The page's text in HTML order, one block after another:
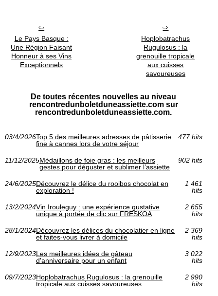
Le Pays Basque :
Une Région Faisant
Honneur à ses Vins
Exceptionnels
Hoplobatrachus
Rugulosus : la
grenouille tropicale
aux cuisses
savoureuses
De toutes récentes nouvelles au niveau
rencontredunboletduneassiette.com sur
rencontredunboletduneassiette.com.
03/4/2026Top 5 des meilleures adresses de pâtisserie
fine à cannes lors de votre séjour
477 hits
11/12/2025Médaillons de foie gras : les meilleurs
gestes pour déguster et sublimer l’assiette
902 hits
24/6/2025Découvrez le délice du rooibos chocolat en
exploration !
1 461
hits
13/2/2024Vin Irouleguy : une expérience gustative
unique à portée de clic sur FRESKOA
2 655
hits
28/1/2024Découvrez les délices du chocolatier en ligne
et faites-vous livrer à domicile
2 369
hits
12/9/2023Les meilleures idées de gâteau
d'anniversaire pour un enfant
3 022
hits
09/7/2023Hoplobatrachus Rugulosus : la grenouille
tropicale aux cuisses savoureuses
2 990
hits